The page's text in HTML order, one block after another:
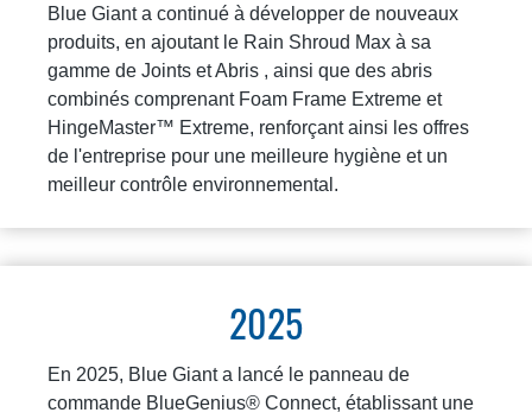
Blue Giant a continué à développer de nouveaux
produits, en ajoutant le Rain Shroud Max à sa
gamme de Joints et Abris , ainsi que des abris
combinés comprenant Foam Frame Extreme et
HingeMaster™ Extreme, renforçant ainsi les offres
de l'entreprise pour une meilleure hygiène et un
meilleur contrôle environnemental.
2025
En 2025, Blue Giant a lancé le panneau de
commande BlueGenius® Connect, établissant une